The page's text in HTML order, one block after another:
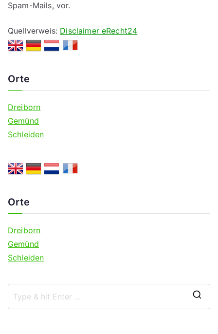
Spam-Mails, vor.
Quellverweis: Disclaimer eRecht24
Orte
Dreiborn
Gemünd
Schleiden
Orte
Dreiborn
Gemünd
Schleiden